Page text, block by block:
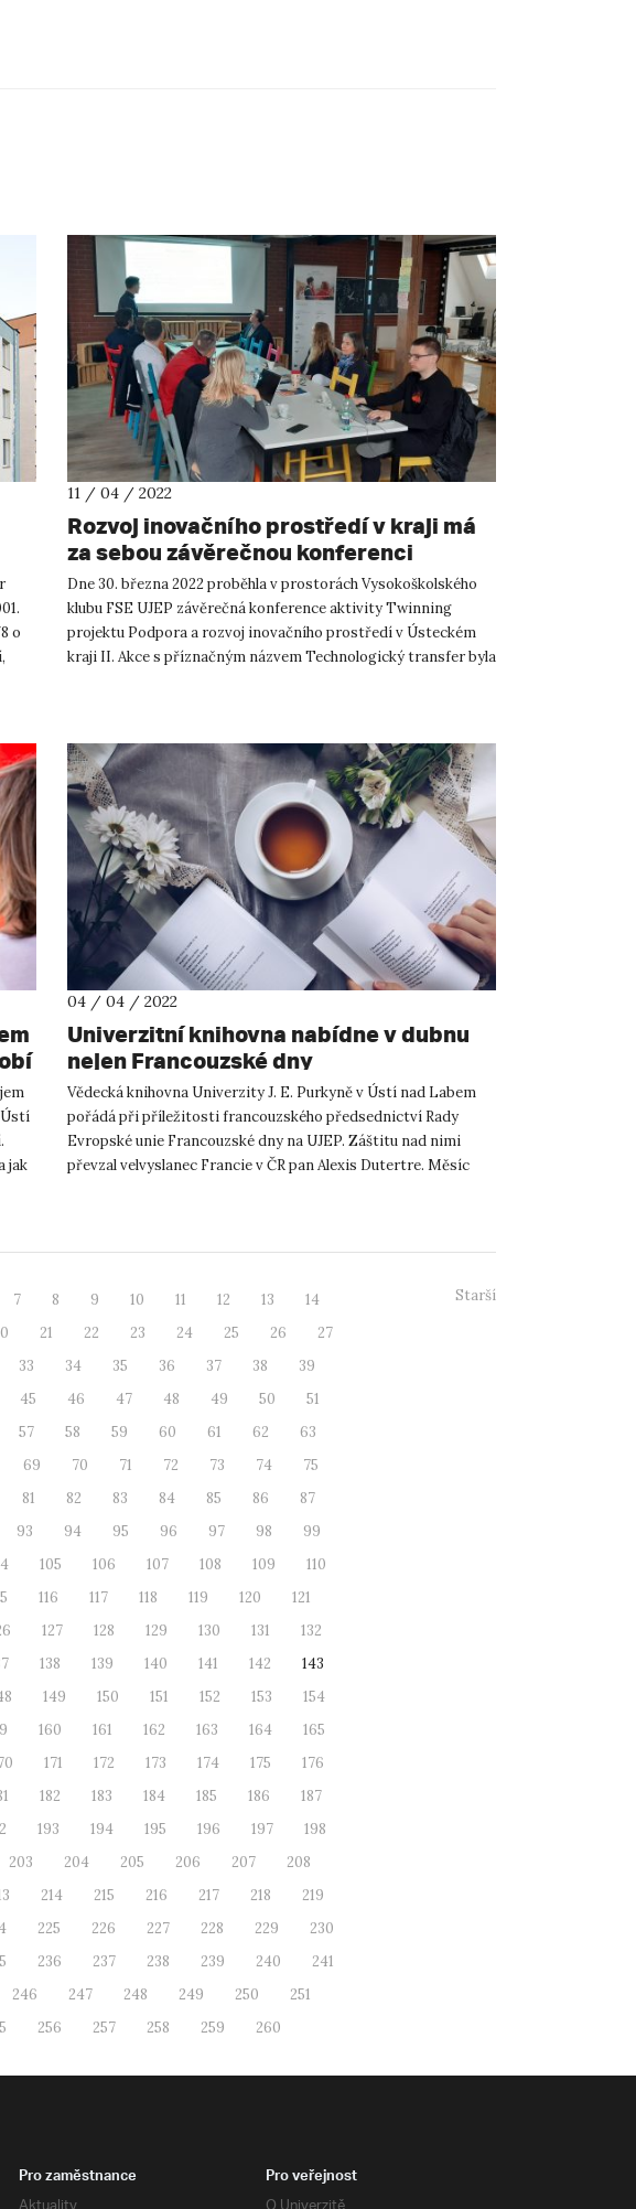
o
11 / 04 / 2022
Rozvoj inovačního prostředí v kraji má
za sebou závěrečnou konferenci
Twinningu
Dne 30. března 2022 proběhla v prostorách Vysokoškolského
klubu FSE UJEP závěrečná konference aktivity Twinning
projektu Podpora a rozvoj inovačního prostředí v Ústeckém
kraji II. Akce s příznačným názvem Technologický transfer byla
Ústí
jak
04 / 04 / 2022
Univerzitní knihovna nabídne v dubnu
nejen Francouzské dny
Vědecká knihovna Univerzity J. E. Purkyně v Ústí nad Labem
pořádá při příležitosti francouzského předsednictví Rady
Evropské unie Francouzské dny na UJEP. Záštitu nad nimi
převzal velvyslanec Francie v ČR pan Alexis Dutertre. Měsíc
7 8 9 10 11 12 13
14
21 22 23 24 25 26
27
33 34 35 36 37 38
39
45 46 47 48 49 50
51
57 58 59 60 61 62
63
69 70 71 72 73 74
75
81 82 83 84 85 86
87
93 94 95 96 97 98
99
105 106 107 108 109
110
116 117 118 119 120
121
127 128 129 130 131
132
138 139 140 141 142
143
149 150 151 152 153
154
160 161 162 163 164
165
171 172 173 174 175
176
182 183 184 185 186
187
193 194 195 196 197
198
203 204 205 206 207
208
214 215 216 217 218
219
225 226 227 228 229
230
236 237 238 239 240
241
246 247 248 249 250
251
256 257 258 259 260
Starší
Pro zaměstnance Pro veřejnost